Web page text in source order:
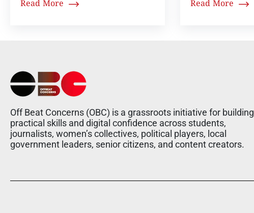
Read More Read More
Off Beat Concerns (OBC) is a grassroots initiative for building
practical skills and digital confidence across students,
journalists, women’s collectives, political players, local
government leaders, senior citizens, and content creators.